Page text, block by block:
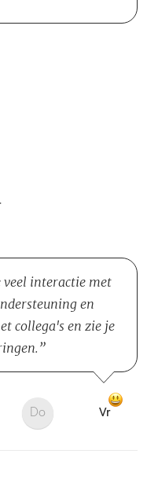
veel interactie met
en
collega's en zie je
Do Vr